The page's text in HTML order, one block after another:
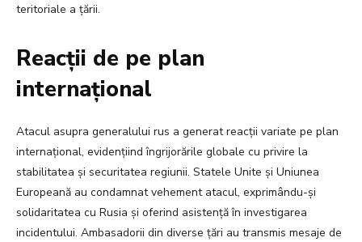
teritoriale a țării.
Reacții de pe plan
internațional
Atacul asupra generalului rus a generat reacții variate pe plan
internațional, evidențiind îngrijorările globale cu privire la
stabilitatea și securitatea regiunii. Statele Unite și Uniunea
Europeană au condamnat vehement atacul, exprimându-și
solidaritatea cu Rusia și oferind asistență în investigarea
incidentului. Ambasadorii din diverse țări au transmis mesaje de